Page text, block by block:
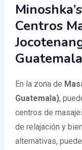
Centros
En la zona de
Guatemala),
centros de
de relajación y
alternativas,